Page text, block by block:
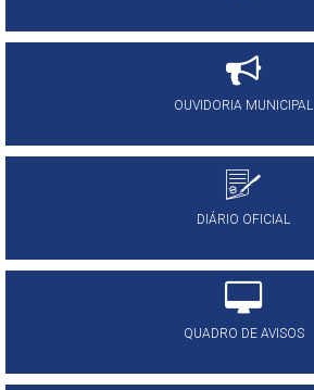
OUVIDORIA MUNICIPAL
DIÁRIO OFICIAL
QUADRO DE AVISOS